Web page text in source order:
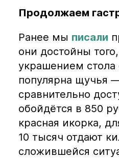
Продолжаем
Ранее мы писали
они достойны
украшением стола
популярна щучья
сравнительно
обойдётся в 850
красная икорка,
10 тысяч отдают
сложившейся